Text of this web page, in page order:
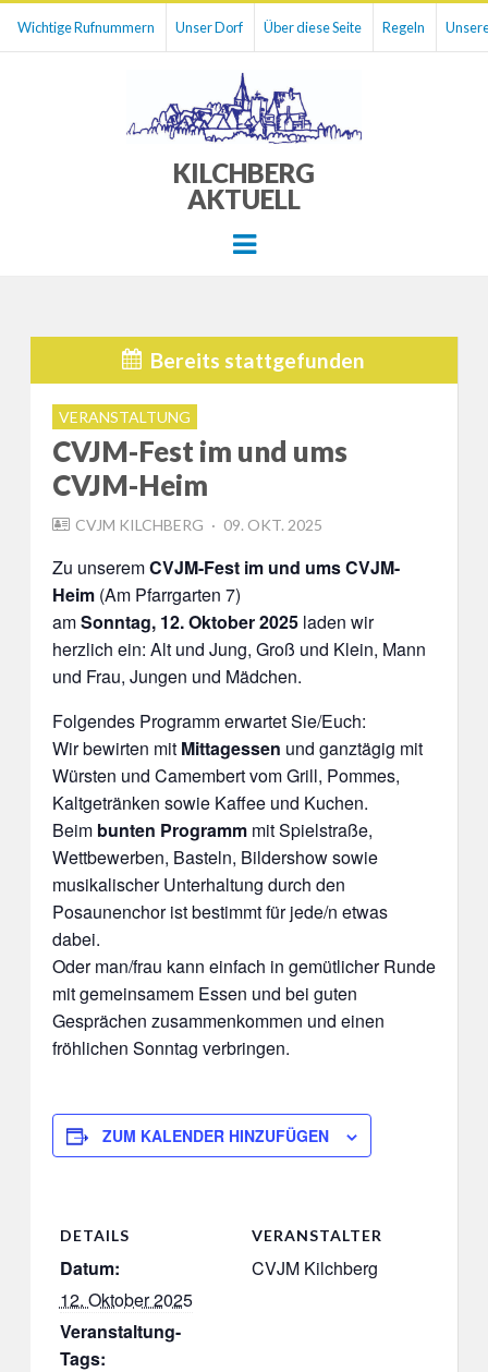
Wichtige Rufnummern Unser Dorf Über diese Seite Regeln
KILCHBERG
AKTUELL
Menu
Bereits stattgefunden
VERANSTALTUNG
CVJM-Fest im und ums
CVJM-Heim
CVJM KILCHBERG
POSTED
09. OKT. 2025
Zu unseremCVJM-Fest im und ums CVJM-
Heim (Am Pfarrgarten 7)
amSonntag, 12. Oktober 2025laden wir
herzlich ein: Alt und Jung, Groß und Klein, Mann
und Frau, Jungen und Mädchen.
Folgendes Programm erwartet Sie/Euch:
Wir bewirten mit Mittagessen und ganztägig mit
Würsten und Camembert vom Grill, Pommes,
Kaltgetränken sowie Kaffee und Kuchen.
Beim bunten Programmmit Spielstraße,
Wettbewerben, Basteln, Bildershow sowie
musikalischer Unterhaltung durch den
Posaunenchor ist bestimmt für jede/n etwas
dabei.
Oder man/frau kann einfach in gemütlicher Runde
mit gemeinsamem Essen und bei guten
Gesprächen zusammenkommen und einen
fröhlichen Sonntag verbringen.
ZUM KALENDER HINZUFÜGEN
DETAILS
Datum:
12. Oktober 2025
Veranstaltung-
Tags:
VERANSTALTER
CVJM Kilchberg